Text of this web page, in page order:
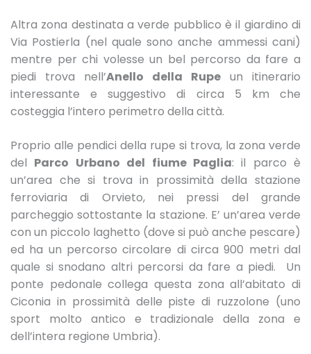
Altra zona destinata a verde pubblico è il giardino di
Via Postierla (nel quale sono anche ammessi cani)
mentre per chi volesse un bel percorso da fare a
piedi trova nell’Anello della Rupe un itinerario
interessante e suggestivo di circa 5 km che
costeggia l’intero perimetro della città.
Proprio alle pendici della rupe si trova, la zona verde
del Parco Urbano del fiume Paglia: il parco è
un’area che si trova in prossimità della stazione
ferroviaria di Orvieto, nei pressi del grande
parcheggio sottostante la stazione. E’ un’area verde
con un piccolo laghetto (dove si può anche pescare)
ed ha un percorso circolare di circa 900 metri dal
quale si snodano altri percorsi da fare a piedi. Un
ponte pedonale collega questa zona all’abitato di
Ciconia in prossimità delle piste di ruzzolone (uno
sport molto antico e tradizionale della zona e
dell’intera regione Umbria).